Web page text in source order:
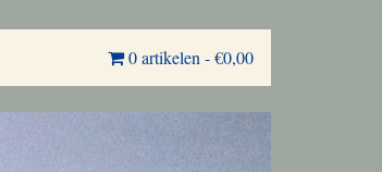
0 artikelen -€0,00